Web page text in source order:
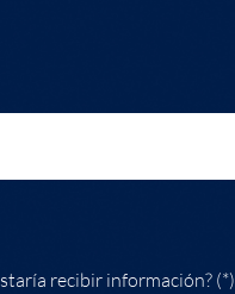
recibir información? (*)